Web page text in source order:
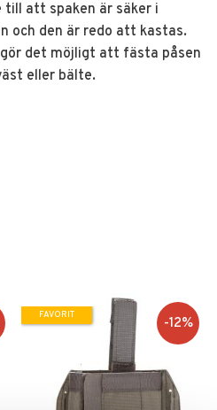
till att spaken är säker i
och den är redo att kastas.
det möjligt att fästa påsen
eller bälte.
12%
FAVORIT